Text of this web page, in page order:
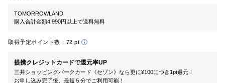
TOMORROWLAND
購入合計金額4,990円以上で送料無料
取得予定ポイント数： 72 pt
提携クレジットカードで還元率UP
三井ショッピングパークカード《セゾン》なら更に¥100につき1pt還元！
お申し込み完了後、最短５分でご利用可能！